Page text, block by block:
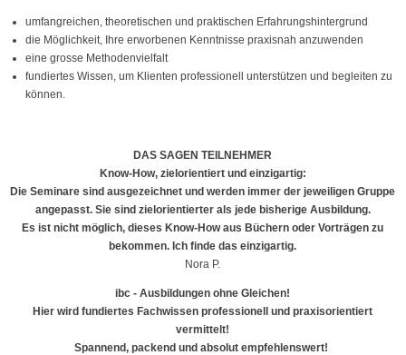
umfangreichen, theoretischen und praktischen Erfahrungshintergrund
die Möglichkeit, Ihre erworbenen Kenntnisse praxisnah anzuwenden
eine grosse Methodenvielfalt
fundiertes Wissen, um Klienten professionell unterstützen und begleiten zu
können.
DAS SAGEN TEILNEHMER
Know-How, zielorientiert und einzigartig:
Die Seminare sind ausgezeichnet und werden immer der jeweiligen Gruppe
angepasst. Sie sind zielorientierter als jede bisherige Ausbildung.
Es ist nicht möglich, dieses Know-How aus Büchern oder Vorträgen zu
bekommen. Ich finde das einzigartig.
Nora P.
ibc - Ausbildungen ohne Gleichen!
Hier wird fundiertes Fachwissen professionell und praxisorientiert
vermittelt!
Spannend, packend und absolut empfehlenswert!